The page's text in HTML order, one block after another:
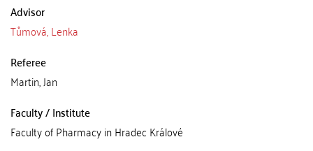
Advisor
Tůmová, Lenka
Referee
Martin, Jan
Faculty / Institute
Faculty of Pharmacy in Hradec Králové